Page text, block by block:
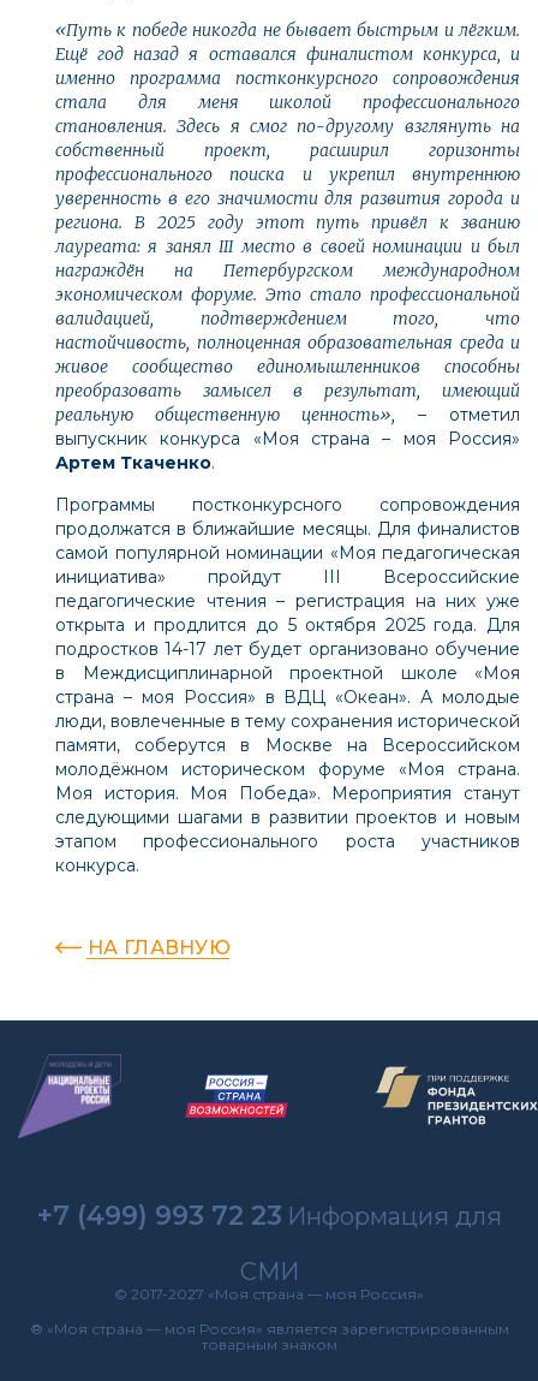
«Путь к победе никогда не бывает быстрым и лёгким.
Ещё год назад я оставался финалистом конкурса, и
именно программа постконкурсного сопровождения
стала для меня школой профессионального
становления. Здесь я смог по-другому взглянуть на
собственный проект, расширил горизонты
профессионального поиска и укрепил внутреннюю
уверенность в его значимости для развития города и
региона. В 2025 году этот путь привёл к званию
лауреата: я занял III место в своей номинации и был
награждён на Петербургском международном
экономическом форуме. Это стало профессиональной
валидацией, подтверждением того, что
настойчивость, полноценная образовательная среда и
живое сообщество единомышленников способны
преобразовать замысел в результат, имеющий
реальную общественную ценность», – отметил
выпускник конкурса «Моя страна – моя Россия»
Артем Ткаченко.
Программы постконкурсного сопровождения
продолжатся в ближайшие месяцы. Для финалистов
самой популярной номинации «Моя педагогическая
инициатива» пройдут III Всероссийские
педагогические чтения – регистрация на них уже
открыта и продлится до 5 октября 2025 года. Для
подростков 14-17 лет будет организовано обучение
в Междисциплинарной проектной школе «Моя
страна – моя Россия» в ВДЦ «Океан». А молодые
люди, вовлеченные в тему сохранения исторической
памяти, соберутся в Москве на Всероссийском
молодёжном историческом форуме «Моя страна.
Моя история. Моя Победа». Мероприятия станут
следующими шагами в развитии проектов и новым
этапом профессионального роста участников
конкурса.
НА ГЛАВНУЮ
+7 (499) 993 72 23 Информация для
СМИ
© 2017-2027 «Моя страна — моя Россия»
® «Моя страна — моя Россия» является зарегистрированным
товарным знаком